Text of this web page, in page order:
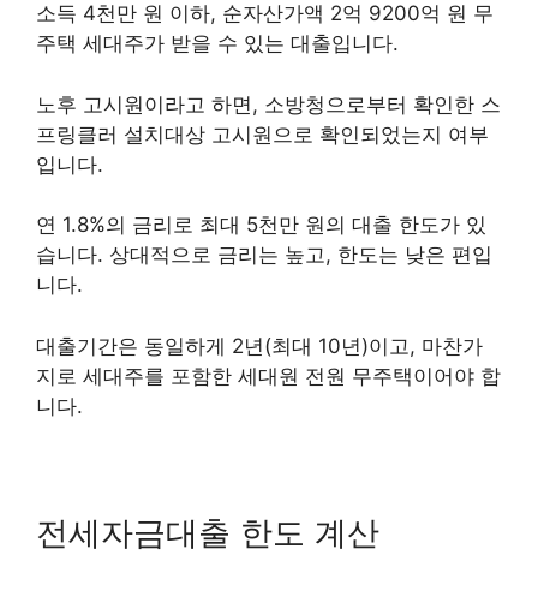
소득 4천만 원 이하, 순자산가액 2억 9200억 원 무
주택 세대주가 받을 수 있는 대출입니다.
노후 고시원이라고 하면, 소방청으로부터 확인한 스
프링클러 설치대상 고시원으로 확인되었는지 여부
입니다.
연 1.8%의 금리로 최대 5천만 원의 대출 한도가 있
습니다. 상대적으로 금리는 높고, 한도는 낮은 편입
니다.
대출기간은 동일하게 2년(최대 10년)이고, 마찬가
지로 세대주를 포함한 세대원 전원 무주택이어야 합
니다.
전세자금대출 한도 계산